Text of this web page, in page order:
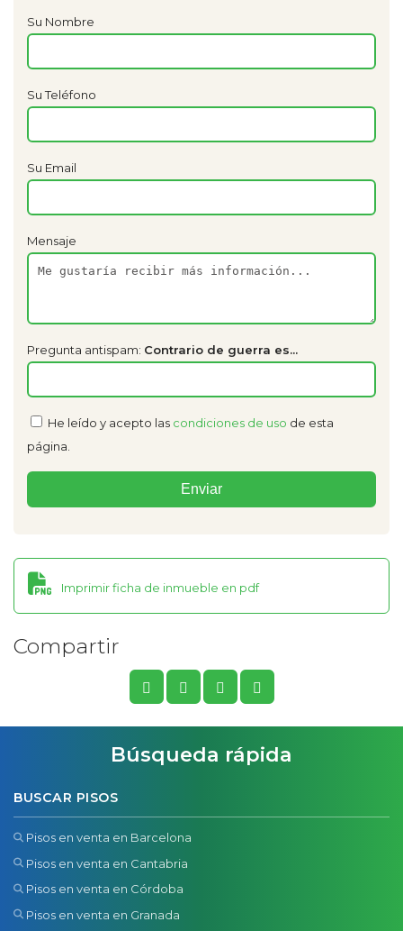
Su Nombre
Su Teléfono
Su Email
Mensaje
Pregunta antispam: Contrario de guerra es...
He leído y acepto las condiciones de uso de esta
página.
Imprimir ficha de inmueble en pdf
Compartir
Búsqueda rápida
BUSCAR PISOS
Pisos en venta en Barcelona
Pisos en venta en Cantabria
Pisos en venta en Córdoba
Pisos en venta en Granada